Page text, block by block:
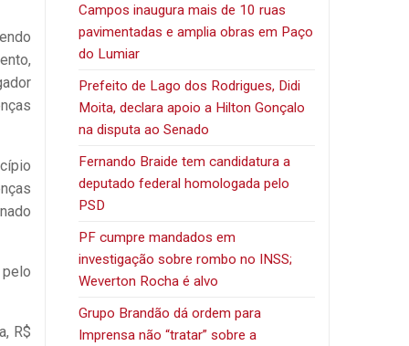
R$
Campos inaugura mais de 10 ruas
pavimentadas e amplia obras em Paço
do Lumiar
Prefeito de Lago dos Rodrigues, Didi
Moita, declara apoio a Hilton Gonçalo
na disputa ao Senado
Fernando Braide tem candidatura a
deputado federal homologada pelo
PSD
PF cumpre mandados em
investigação sobre rombo no INSS;
Weverton Rocha é alvo
Grupo Brandão dá ordem para
Imprensa não “tratar” sobre a